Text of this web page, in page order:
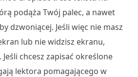
podąża Twój palec, a nawet
dzwoniącej. Jeśli więc nie masz
lub nie widzisz ekranu,
Jeśli chcesz zapisać określone
lektora pomagającego w